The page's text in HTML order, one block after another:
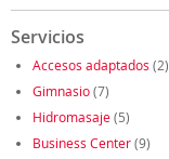
Servicios
Accesos adaptados (2)
Gimnasio(7)
Hidromasaje(5)
Business Center(9)